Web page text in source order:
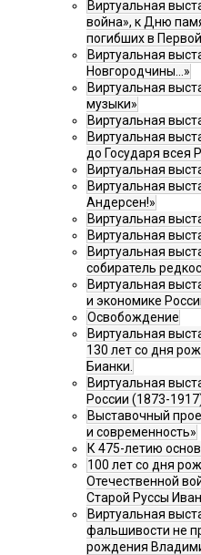
Виртуальная
война», к Дню
погибших в
Виртуальная
Новгородчины…»
Виртуальная
музыки»
Виртуальная
Виртуальная
до Государя всея
Виртуальная
Виртуальная
Андерсен!»
Виртуальная
Виртуальная
Виртуальная
собиратель
Виртуальная
и экономике
Освобождение
Виртуальная
130 лет со дня
Бианки.
Виртуальная
России (1873-
Выставочный
и современность»
К 475-летию
100 лет со дня
Отечественной
Старой Руссы
Виртуальная
фальшивости не
рождения